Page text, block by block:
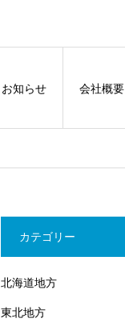
お知らせ 会社概要
カテゴリー
北海道地方
東北地方